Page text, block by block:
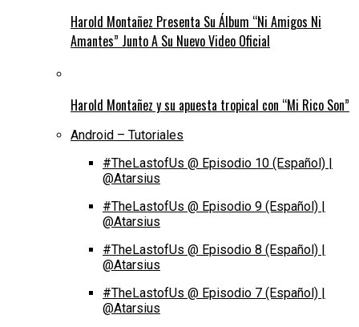
Harold Montañez Presenta Su Álbum “Ni Amigos Ni
Amantes” Junto A Su Nuevo Video Oficial
Harold Montañez y su apuesta tropical con “Mi Rico Son”
Android – Tutoriales
#TheLastofUs @ Episodio 10 (Español) |
@Atarsius
#TheLastofUs @ Episodio 9 (Español) |
@Atarsius
#TheLastofUs @ Episodio 8 (Español) |
@Atarsius
#TheLastofUs @ Episodio 7 (Español) |
@Atarsius